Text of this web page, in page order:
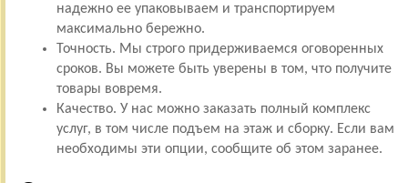
надежно ее упаковываем и транспортируем
максимально бережно.
Точность. Мы строго придерживаемся оговоренных
сроков. Вы можете быть уверены в том, что получите
товары вовремя.
Качество. У нас можно заказать полный комплекс
услуг, в том числе подъем на этаж и сборку. Если вам
необходимы эти опции, сообщите об этом заранее.